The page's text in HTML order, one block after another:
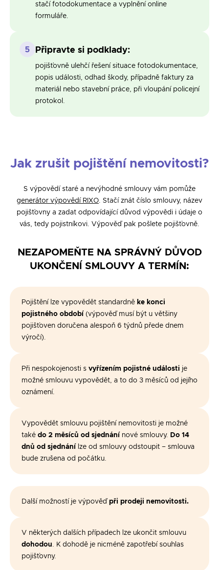
stačí fotodokumentace a vyplnění online
formuláře.
5 Připravte si podklady:
pojišťovně ulehčí řešení situace fotodokumentace,
popis události, odhad škody, případně faktury za
materiál nebo stavební práce, při vloupání policejní
protokol.
Jak zrušit pojištění nemovitosti?
S výpovědí staré a nevýhodné smlouvy vám pomůže
generátor výpovědí RIXO . Stačí znát číslo smlouvy, název
pojišťovny a zadat odpovídající důvod výpovědi i údaje o
vás, tedy pojistníkovi. Výpověď pak pošlete pojišťovně.
NEZAPOMEŇTE NA SPRÁVNÝ DŮVOD
UKONČENÍ SMLOUVY A TERMÍN:
Pojištění lze vypovědět standardně ke konci
pojistného období (výpověď musí být u většiny
pojišťoven doručena alespoň 6 týdnů přede dnem
výročí).
Při nespokojenosti s vyřízením pojistné události je
možné smlouvu vypovědět, a to do 3 měsíců od jejího
oznámení.
Vypovědět smlouvu pojištění nemovitosti je možné
také do 2 měsíců od sjednání nové smlouvy.
Do 14
dnů od sjednání lze od smlouvy odstoupit – smlouva
bude zrušena od počátku.
Další možností je výpověď při prodeji nemovitosti.
V některých dalších případech lze ukončit smlouvu
dohodou . K dohodě je nicméně zapotřebí souhlas
pojišťovny.